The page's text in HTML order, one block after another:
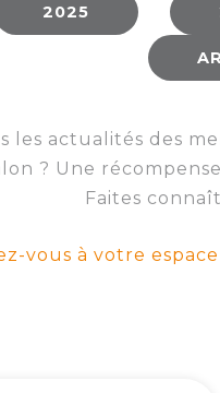
2025
les actualités des
? Une
Faites
vous à votre